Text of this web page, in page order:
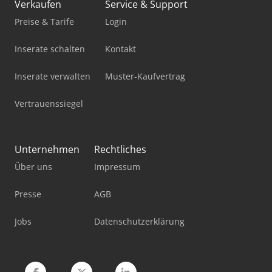
Gildemeister Ctx 200
Homag Centateq N-500
Okuma Mb-4000H
Vitap Alfa
Verkaufen
Preise & Tarife
Inserate schalten
Inserate verwalten
Vertrauenssiegel
Service & Support
Login
Kontakt
Muster-Kaufvertrag
Unternehmen
Über uns
Presse
Jobs
Rechtliches
Impressum
AGB
Datenschutzerklärung